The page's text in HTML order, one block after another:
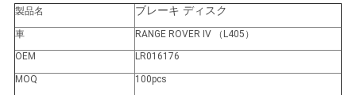
ュ
ー
ス
製品名 ブレーキ ディスク
車
RANGE ROVER IV （L405）
OEM
LR016176
MOQ 100pcs